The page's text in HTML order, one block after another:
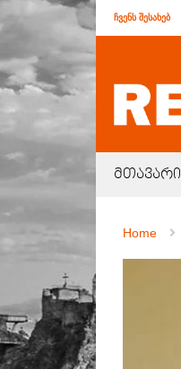
ჩვენს შესახებ
მთავარი
Home